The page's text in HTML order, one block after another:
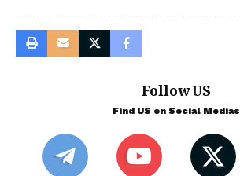
Follow US
Find US on Social Medias